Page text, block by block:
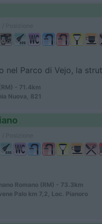
nel Parco di Vejo, la
- 71.4km
Nuova, 821
Romano (RM) - 73.3km
Palo km 7,2, Loc. Pianoro